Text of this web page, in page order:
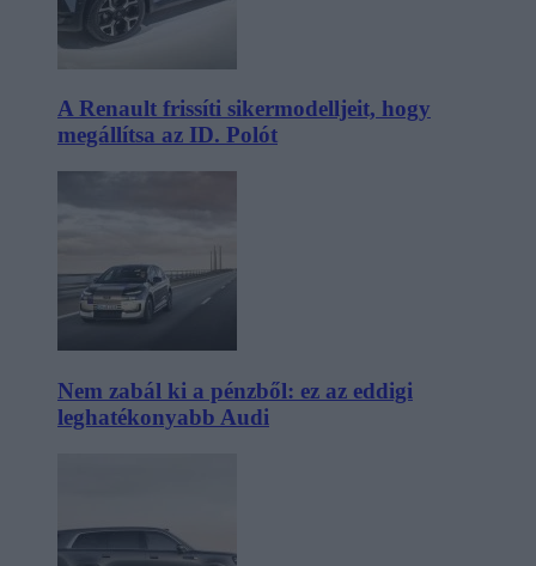
A Renault frissíti sikermodelljeit, hogy
megállítsa az ID. Polót
Nem zabál ki a pénzből: ez az eddigi
leghatékonyabb Audi